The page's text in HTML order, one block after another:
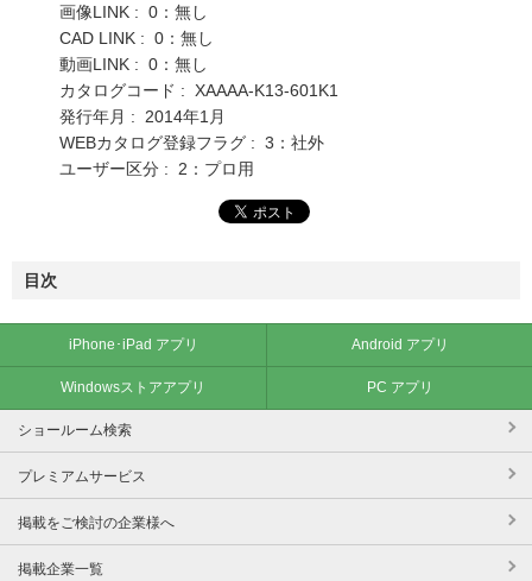
画像LINK : 0：無し
CAD LINK : 0：無し
動画LINK : 0：無し
カタログコード : XAAAA-K13-601K1
発行年月 : 2014年1月
WEBカタログ登録フラグ : 3：社外
ユーザー区分 : 2：プロ用
目次
iPhone･iPad アプリ Android アプリ
Windowsストアアプリ PC アプリ
ショールーム検索
プレミアムサービス
掲載をご検討の企業様へ
掲載企業一覧